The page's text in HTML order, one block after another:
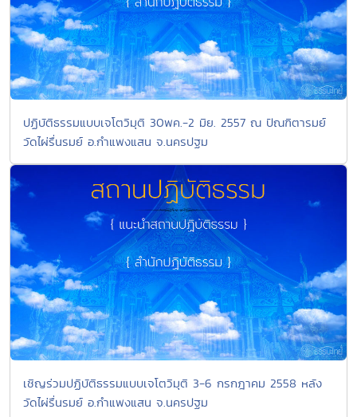
ปฏิบัติธรรมแบบเจโตวิมุติ 30พค.-2 มิย. 2557 ณ ปัณฑิตารมย์
วัดไผ่รื่นรมย์ อ.กำแพงแสน จ.นครปฐม
เชิญร่วมปฏิบัติธรรมแบบเจโตวิมุติ 3-6 กรกฎาคม 2558 หลัง
วัดไผ่รื่นรมย์ อ.กำแพงแสน จ.นครปฐม